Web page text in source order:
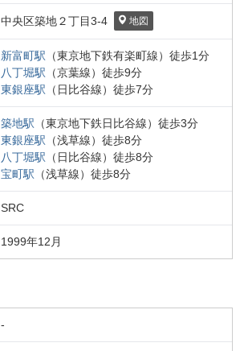
中央区築地２丁目3-4 地図
新富町駅 （東京地下鉄有楽町線） 徒歩1分
八丁堀駅 （京葉線） 徒歩9分
東銀座駅 （ 日比谷線） 徒歩7分
築地駅 （東京地下鉄日比谷線） 徒歩3分
東銀座駅 （浅草線） 徒歩8分
八丁堀駅 （ 日比谷線） 徒歩8分
宝町駅 （浅草線） 徒歩8分
SRC
1999年12 月
-